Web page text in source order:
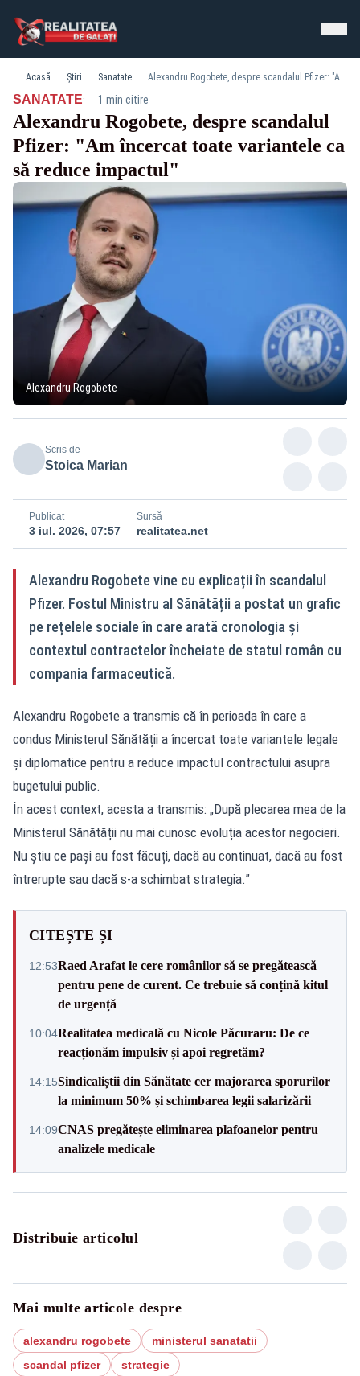
Acasă Știri Sanatate Alexandru Rogobete, despre scandalul Pfizer: "Am încercat toate variantele ca să reduce impactul"
SANATATE· 1 min citire
Alexandru Rogobete, despre scandalul
Pfizer: "Am încercat toate variantele ca
să reduce impactul"
Alexandru Rogobete
Scris de
Stoica Marian
Publicat
3 iul. 2026, 07:57
Sursă
realitatea.net
Alexandru Rogobete vine cu explicații în scandalul
Pfizer. Fostul Ministru al Sănătății a postat un grafic
pe rețelele sociale în care arată cronologia și
contextul contractelor încheiate de statul român cu
compania farmaceutică.
Alexandru Rogobete a transmis că în perioada în care a
condus Ministerul Sănătății a încercat toate variantele legale
și diplomatice pentru a reduce impactul contractului asupra
bugetului public.
În acest context, acesta a transmis: „După plecarea mea de la
Ministerul Sănătății nu mai cunosc evoluția acestor negocieri.
Nu știu ce pași au fost făcuți, dacă au continuat, dacă au fost
întrerupte sau dacă s-a schimbat strategia.”
CITEȘTE ȘI
12:53Raed Arafat le cere românilor să se pregătească
pentru pene de curent. Ce trebuie să conțină kitul
de urgență
10:04Realitatea medicală cu Nicole Păcuraru: De ce
reacționăm impulsiv și apoi regretăm?
14:15Sindicaliștii din Sănătate cer majorarea sporurilor
la minimum 50% și schimbarea legii salarizării
14:09CNAS pregătește eliminarea plafoanelor pentru
analizele medicale
Distribuie articolul
Mai multe articole despre
alexandru rogobete
ministerul sanatatii
scandal pfizer
strategie